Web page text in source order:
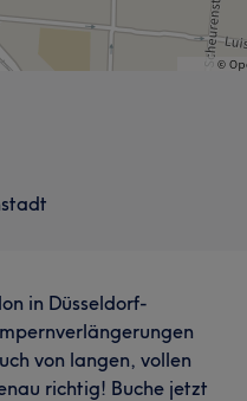
in Düsseldorf-
von langen, vollen
richtig! Buche jetzt